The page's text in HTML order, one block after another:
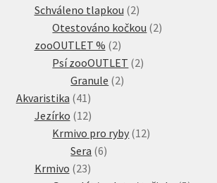
produkty
Schváleno tlapkou 22
produkty
Otestováno kočkou 22
zooOUTLET % 22
produkty
Psí zooOUTLET 22
Granule 22
Akvaristika 41 41
produktů
Jezírko 1212
produktů
Krmivo pro ryby 1212
Sera 66
Krmivo 2323